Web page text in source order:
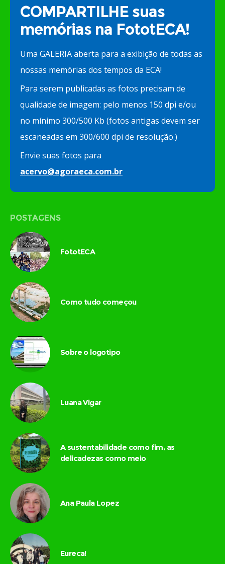
COMPARTILHE suas
memórias na FototECA!
Uma GALERIA aberta para a exibição de todas as
nossas memórias dos tempos da ECA!
Para serem publicadas as fotos precisam de
qualidade de imagem: pelo menos 150 dpi e/ou
no mínimo 300/500 Kb (fotos antigas devem ser
escaneadas em 300/600 dpi de resolução.)
Envie suas fotos para
acervo@agoraeca.com.br
POSTAGENS
FototECA
Como tudo começou
Sobre o logotipo
Luana Vigar
A sustentabilidade como fim, as
delicadezas como meio
Ana Paula Lopez
Eureca!